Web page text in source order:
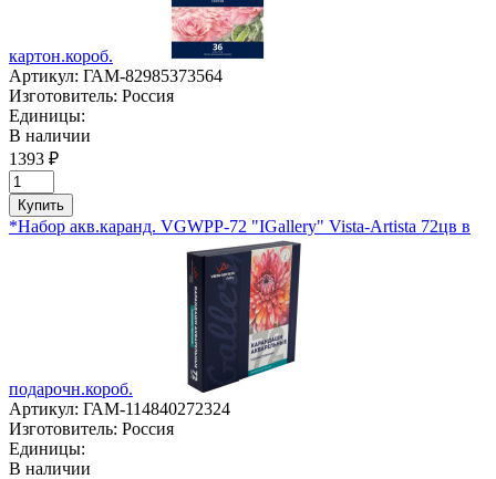
картон.короб.
Артикул: ГАМ-82985373564
Изготовитель: Россия
Единицы:
В наличии
1393 ₽
Купить
*Набор акв.каранд. VGWPP-72 "IGallery" Vista-Artista 72цв в
подарочн.короб.
Артикул: ГАМ-114840272324
Изготовитель: Россия
Единицы:
В наличии